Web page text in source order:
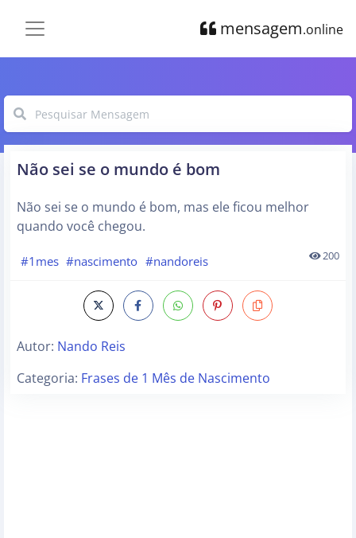
mensagem.online
Não sei se o mundo é bom
Não sei se o mundo é bom, mas ele ficou melhor
quando você chegou.
#1mes #nascimento #nandoreis 200
Autor: Nando Reis
Categoria: Frases de 1 Mês de Nascimento